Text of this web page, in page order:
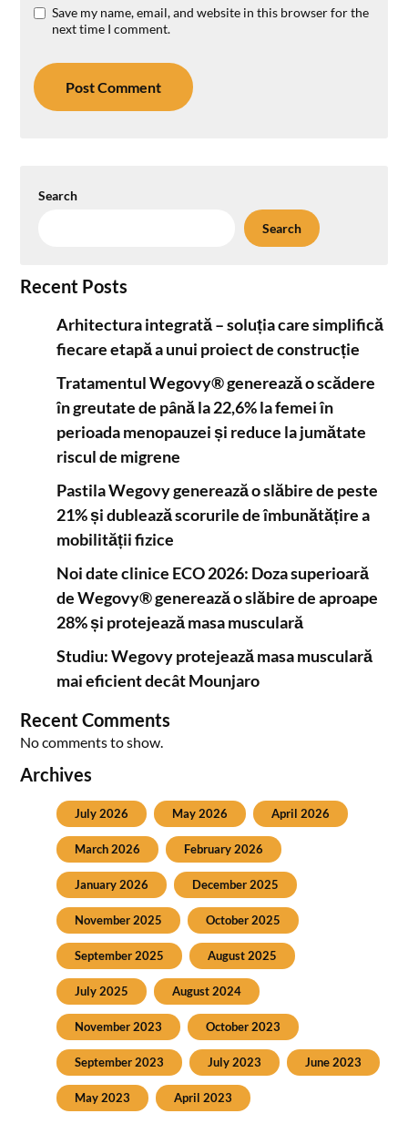
Save my name, email, and website in this browser for the
next time I comment.
Search
Search
Recent Posts
Arhitectura integrată – soluția care simplifică
fiecare etapă a unui proiect de construcție
Tratamentul Wegovy® generează o scădere
în greutate de până la 22,6% la femei în
perioada menopauzei și reduce la jumătate
riscul de migrene
Pastila Wegovy generează o slăbire de peste
21% și dublează scorurile de îmbunătățire a
mobilității fizice
Noi date clinice ECO 2026: Doza superioară
de Wegovy® generează o slăbire de aproape
28% și protejează masa musculară
Studiu: Wegovy protejează masa musculară
mai eficient decât Mounjaro
Recent Comments
No comments to show.
Archives
July 2026 May 2026 April 2026
March 2026 February 2026
January 2026 December 2025
November 2025 October 2025
September 2025 August 2025
July 2025 August 2024
November 2023 October 2023
September 2023 July 2023 June 2023
May 2023 April 2023